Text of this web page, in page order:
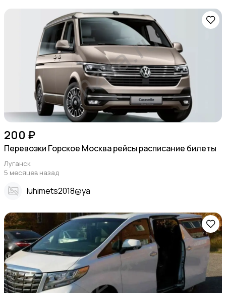
200 ₽
Перевозки Горское Москва рейсы расписание билеты
Луганск
5 месяцев назад
Iuhimets2018@ya